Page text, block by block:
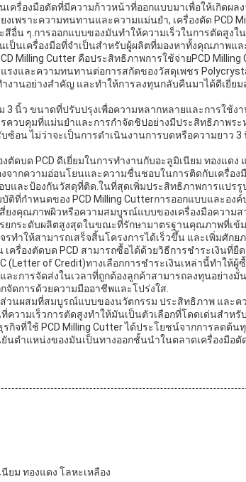
นเครื่องมือตัดที่มีความก้าวหน้าที่ออกแบบมาเพื่อให้เกิดผ
เพราะความทนทานและความแม่นยํา, เครื่องตัด PCD
สีอื่น ๆ.การออกแบบของมันทําให้ความเร็วในการตัดสูง
ป็นเครื่องมือที่จําเป็นสําหรับผู้ผลิตที่มองหาทั้งคุณภาพแล
Milling Cutter คือประสิทธิภาพการใช้จ่ายPCD Milling
รงและความทนทานต่อการสกัดของวัสดุเพชร
างานอย่างสําคัญ และทําให้การลงทุนกลับคืนมาได้ดีเยี่ย
3 นิ้ว ขนาดที่ปรับปรุงเพื่อความหลากหลายและการใช้ง
ควบคุมที่แม่นยําและการกําจัดชิปอย่างมีประสิทธิภาพระ
ซ้อน ไม่ว่าจะเป็นการดําเนินงานการบดหรือความยาว
ตัดบด PCD ดีเยี่ยมในการทํางานกับอะลูมิเนียม ทองแดง
จากความอ่อนโยนและความชื่นชอบในการติดกับเครื่อง
บและป้องกันวัสดุที่ติด.ในที่สุดเพิ่มประสิทธิภาพการแปรรู
ติที่กําหนดของ PCD Milling Cutterการออกแบบและอง
สี่ยงคุณภาพผิวหรือความสมบูรณ์แบบของเครื่องมือความ
ยกระดับผลิตสูงสุดในขณะที่รักษามาตรฐานคุณภาพที่เข้
รทําให้สามารถเสร็จสิ้นโครงการได้เร็วขึ้น และเพิ่มศักย
เครื่องตัดบด PCD สามารถซื้อได้ด้วยวิธีการชําระเงินที่
(Letter of Credit)ทางเลือกการชําระเงินเหล่านี้ทําให้
ะการจัดส่งในเวลาที่ถูกต้องลูกค้าสามารถลงทุนอย่างมั่น
จัดการด้วยความมืออาชีพและโปร่งใส.
ส่วนผสมที่สมบูรณ์แบบของนวัตกรรม ประสิทธิภาพ และค
ความเร็วการตัดสูงทําให้มันเป็นตัวเลือกที่โดดเด่นสําหรั
กิจที่ใช้ PCD Milling Cutter ได้ประโยชน์จากการลดต้น
นตําแหน่งของมันเป็นทางออกชั้นนําในตลาดเครื่องมือตั
ยม ทองแดง โลหะเหลือง